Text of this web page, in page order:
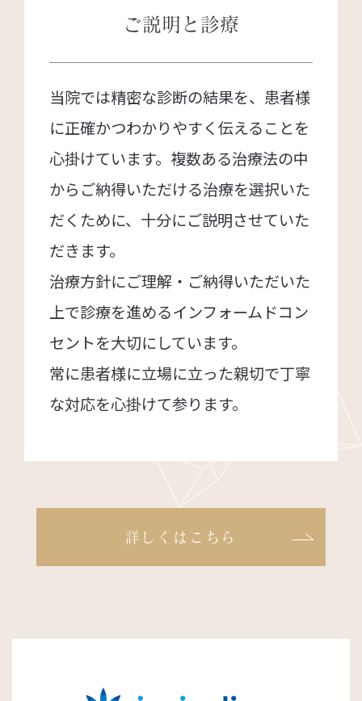
ご説明と診療
当院では精密な診断の結果を、患者様
に正確かつわかりやすく伝えることを
心掛けています。複数ある治療法の中
からご納得いただける治療を選択いた
だくために、十分にご説明させていた
だきます。
治療方針にご理解・ご納得いただいた
上で診療を進めるインフォームドコン
セントを大切にしています。
常に患者様に立場に立った親切で丁寧
な対応を心掛けて参ります。
詳しくはこちら